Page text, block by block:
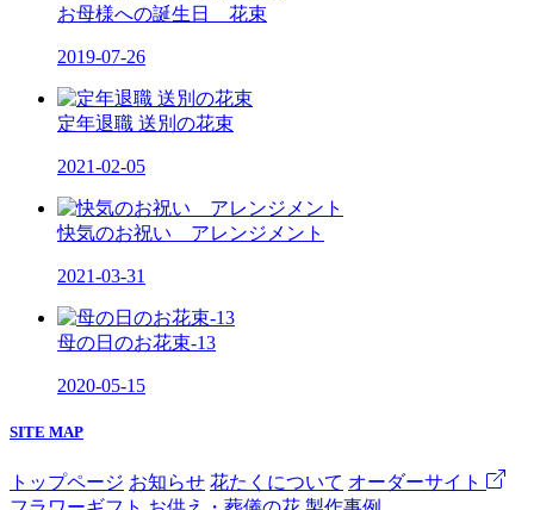
お母様への誕生日 花束
2019-07-26
定年退職 送別の花束
2021-02-05
快気のお祝い アレンジメント
2021-03-31
母の日のお花束-13
2020-05-15
SITE MAP
トップページ お知らせ 花たくについて オーダーサイト